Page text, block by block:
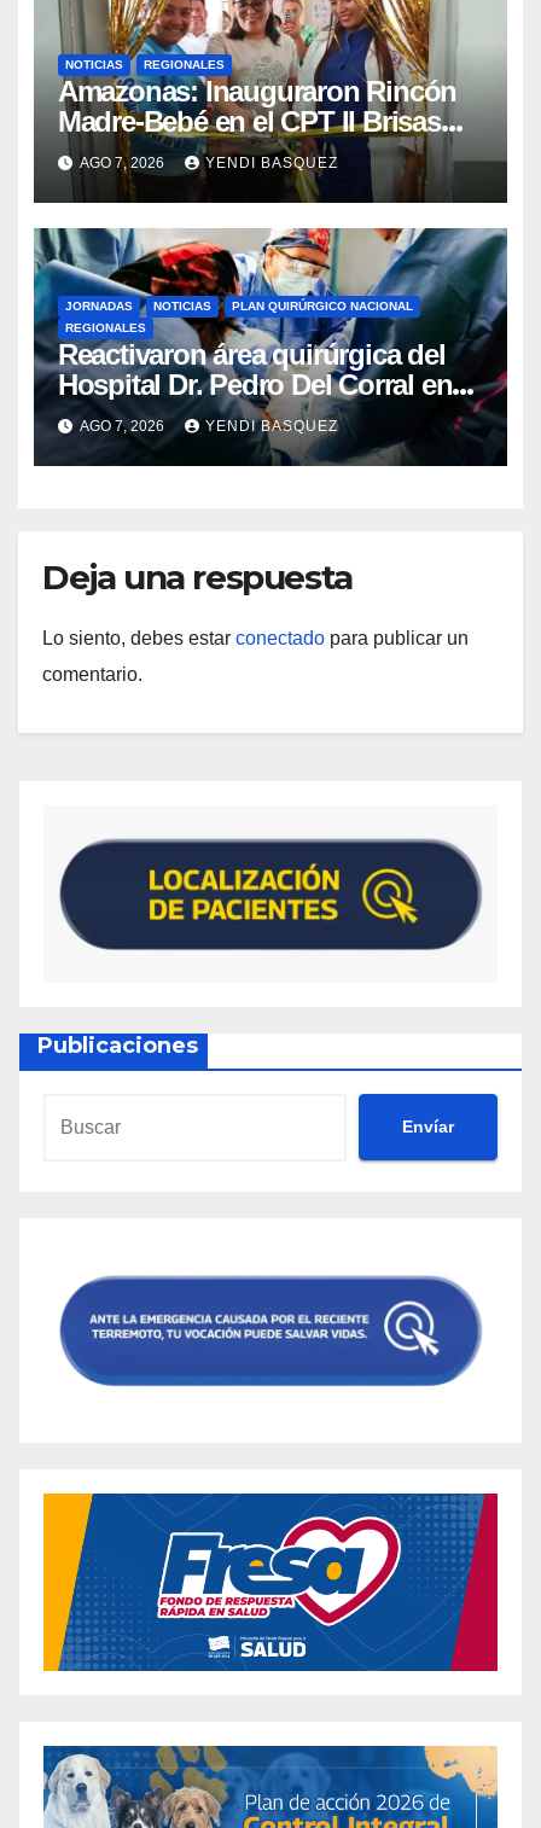
NOTICIAS REGIONALES
​Amazonas: Inauguraron Rincón
Madre-Bebé en el CPT II Brisas
del Aeropuerto ​Inauguraron
Rincón
AGO 7, 2026 YENDI BASQUEZ
JORNADAS NOTICIAS
PLAN QUIRÚRGICO NACIONAL
REGIONALES
Reactivaron área quirúrgica del
Hospital Dr. Pedro Del Corral en
Guárico
AGO 7, 2026 YENDI BASQUEZ
Deja una respuesta
Lo siento, debes estar conectado para publicar un
comentario.
Publicaciones
Envíar